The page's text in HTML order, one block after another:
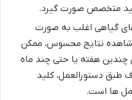
متخصص صورت گیرد.
گیاهی اغلب به صورت
نتایج محسوس، ممکن
هفته یا حتی چند ماه
طبق دستورالعمل، کلید
ها است.